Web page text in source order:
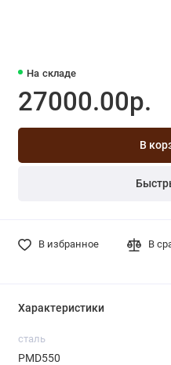
На складе
27000.00р.
В
В избранное В
Характеристики
сталь
PMD550